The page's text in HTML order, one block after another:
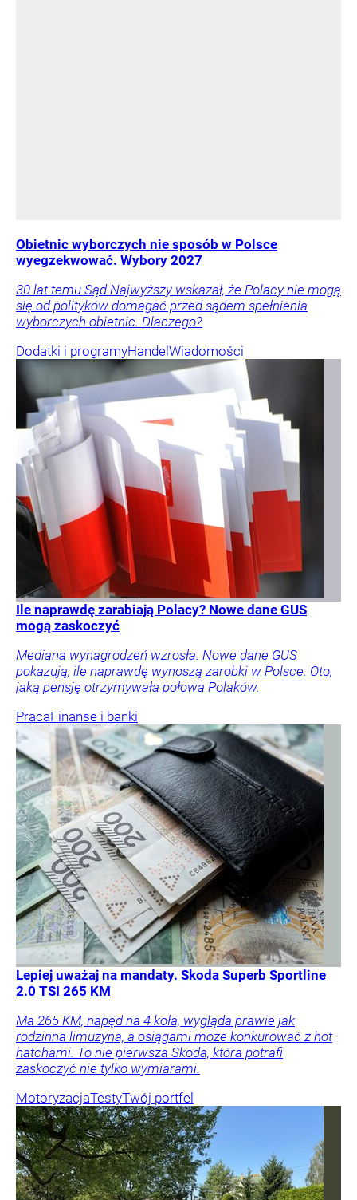
Obietnic wyborczych nie sposób w Polsce
wyegzekwować. Wybory 2027
30 lat temu Sąd Najwyższy wskazał, że Polacy nie mogą
się od polityków domagać przed sądem spełnienia
wyborczych obietnic. Dlaczego?
Dodatki i programyHandelWiadomości
Ile naprawdę zarabiają Polacy? Nowe dane GUS
mogą zaskoczyć
Mediana wynagrodzeń wzrosła. Nowe dane GUS
pokazują, ile naprawdę wynoszą zarobki w Polsce. Oto,
jaką pensję otrzymywała połowa Polaków.
PracaFinanse i banki
Lepiej uważaj na mandaty. Skoda Superb Sportline
2.0 TSI 265 KM
Ma 265 KM, napęd na 4 koła, wygląda prawie jak
rodzinna limuzyna, a osiągami może konkurować z hot
hatchami. To nie pierwsza Skoda, która potrafi
zaskoczyć nie tylko wymiarami.
MotoryzacjaTestyTwój portfel